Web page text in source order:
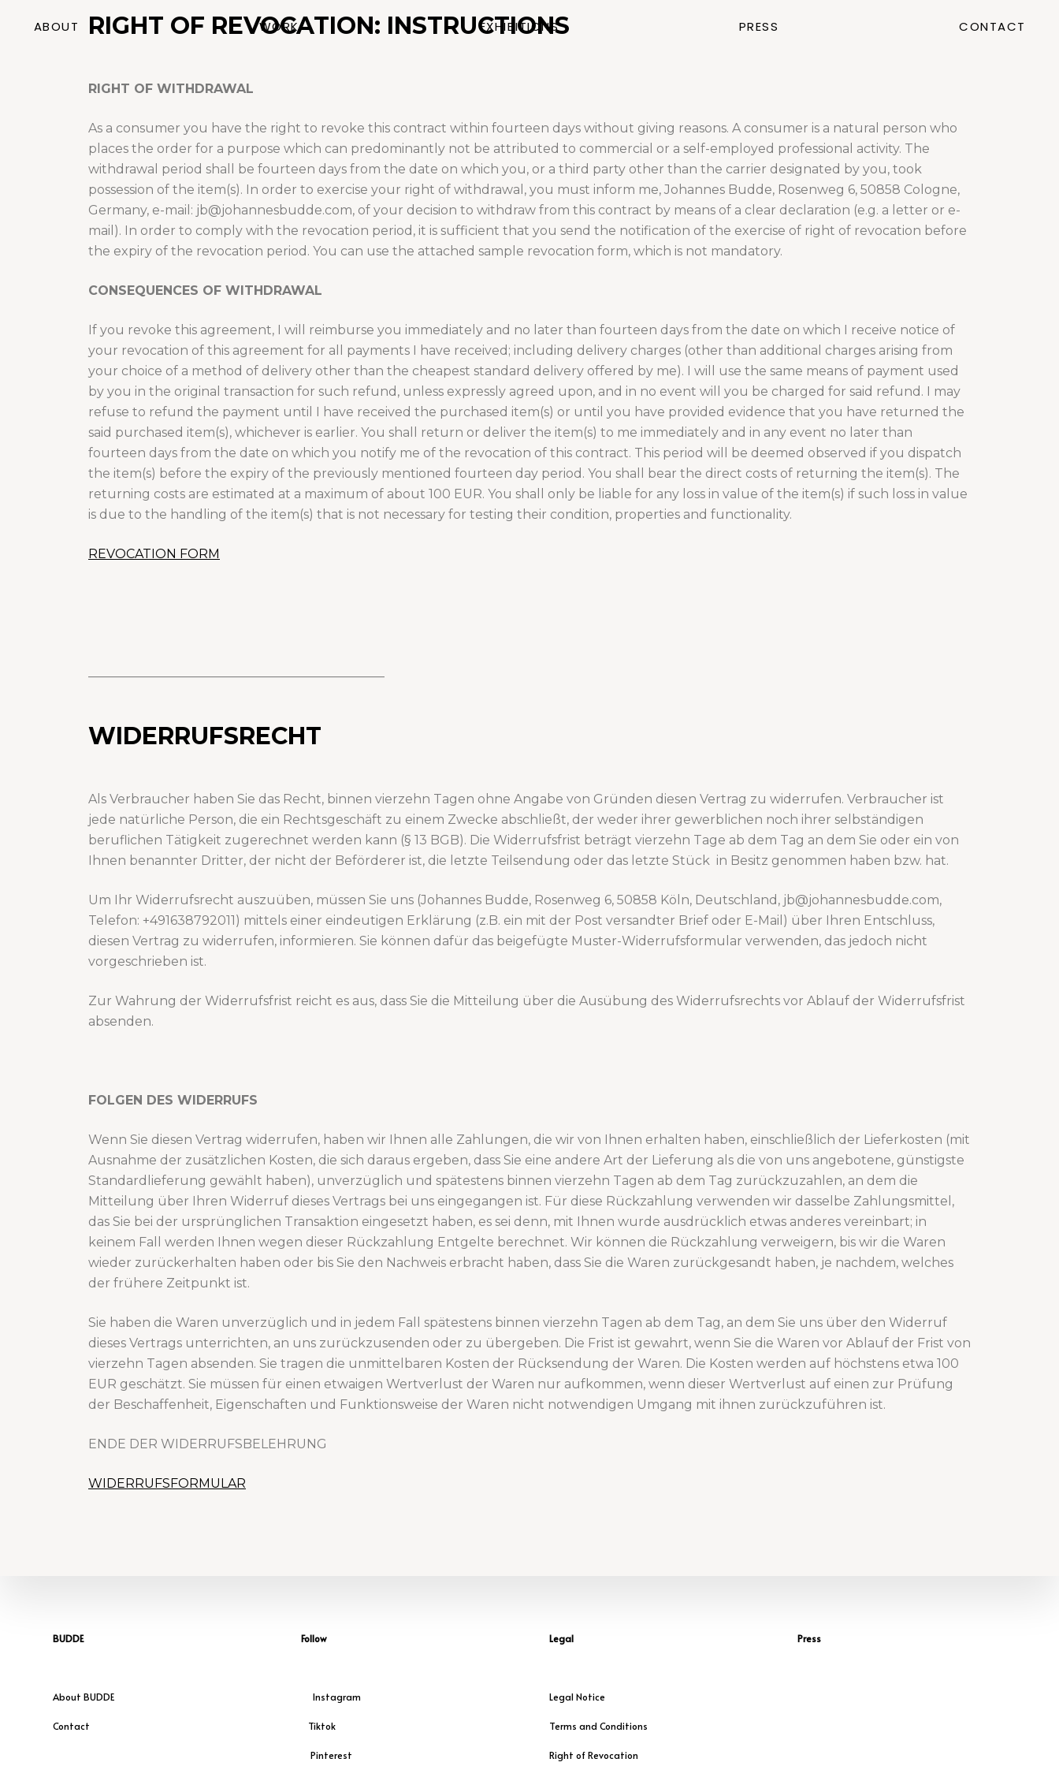
ABOUT WORK EXHIBITIONS PRESS CONTACT
RIGHT OF REVOCATION: INSTRUCTIONS
RIGHT OF WITHDRAWAL
As a consumer you have the right to revoke this contract within fourteen days without giving reasons. A consumer is a natural person who
places the order for a purpose which can predominantly not be attributed to commercial or a self-employed professional activity. The
withdrawal period shall be fourteen days from the date on which you, or a third party other than the carrier designated by you, took
possession of the item(s). In order to exercise your right of withdrawal, you must inform me, Johannes Budde, Rosenweg 6, 50858 Cologne,
Germany, e-mail: jb@johannesbudde.com, of your decision to withdraw from this contract by means of a clear declaration (e.g. a letter or e-
mail). In order to comply with the revocation period, it is sufficient that you send the notification of the exercise of right of revocation before
the expiry of the revocation period. You can use the attached sample revocation form, which is not mandatory.
CONSEQUENCES OF WITHDRAWAL
If you revoke this agreement, I will reimburse you immediately and no later than fourteen days from the date on which I receive notice of
your revocation of this agreement for all payments I have received; including delivery charges (other than additional charges arising from
your choice of a method of delivery other than the cheapest standard delivery offered by me). I will use the same means of payment used
by you in the original transaction for such refund, unless expressly agreed upon, and in no event will you be charged for said refund. I may
refuse to refund the payment until I have received the purchased item(s) or until you have provided evidence that you have returned the
said purchased item(s), whichever is earlier. You shall return or deliver the item(s) to me immediately and in any event no later than
fourteen days from the date on which you notify me of the revocation of this contract. This period will be deemed observed if you dispatch
the item(s) before the expiry of the previously mentioned fourteen day period. You shall bear the direct costs of returning the item(s). The
returning costs are estimated at a maximum of about 100 EUR. You shall only be liable for any loss in value of the item(s) if such loss in value
is due to the handling of the item(s) that is not necessary for testing their condition, properties and functionality.
REVOCATION FORM
WIDERRUFSRECHT
Als Verbraucher haben Sie das Recht, binnen vierzehn Tagen ohne Angabe von Gründen diesen Vertrag zu widerrufen. Verbraucher ist
jede natürliche Person, die ein Rechtsgeschäft zu einem Zwecke abschließt, der weder ihrer gewerblichen noch ihrer selbständigen
beruflichen Tätigkeit zugerechnet werden kann (§ 13 BGB). Die Widerrufsfrist beträgt vierzehn Tage ab dem Tag an dem Sie oder ein von
Ihnen benannter Dritter, der nicht der Beförderer ist, die letzte Teilsendung oder das letzte Stück in Besitz genommen haben bzw. hat.
Um Ihr Widerrufsrecht auszuüben, müssen Sie uns (Johannes Budde, Rosenweg 6, 50858 Köln, Deutschland, jb@johannesbudde.com,
Telefon: +491638792011) mittels einer eindeutigen Erklärung (z.B. ein mit der Post versandter Brief oder E-Mail) über Ihren Entschluss,
diesen Vertrag zu widerrufen, informieren. Sie können dafür das beigefügte Muster-Widerrufsformular verwenden, das jedoch nicht
vorgeschrieben ist.
Zur Wahrung der Widerrufsfrist reicht es aus, dass Sie die Mitteilung über die Ausübung des Widerrufsrechts vor Ablauf der Widerrufsfrist
absenden.
FOLGEN DES WIDERRUFS
Wenn Sie diesen Vertrag widerrufen, haben wir Ihnen alle Zahlungen, die wir von Ihnen erhalten haben, einschließlich der Lieferkosten (mit
Ausnahme der zusätzlichen Kosten, die sich daraus ergeben, dass Sie eine andere Art der Lieferung als die von uns angebotene, günstigste
Standardlieferung gewählt haben), unverzüglich und spätestens binnen vierzehn Tagen ab dem Tag zurückzuzahlen, an dem die
Mitteilung über Ihren Widerruf dieses Vertrags bei uns eingegangen ist. Für diese Rückzahlung verwenden wir dasselbe Zahlungsmittel,
das Sie bei der ursprünglichen Transaktion eingesetzt haben, es sei denn, mit Ihnen wurde ausdrücklich etwas anderes vereinbart; in
keinem Fall werden Ihnen wegen dieser Rückzahlung Entgelte berechnet. Wir können die Rückzahlung verweigern, bis wir die Waren
wieder zurückerhalten haben oder bis Sie den Nachweis erbracht haben, dass Sie die Waren zurückgesandt haben, je nachdem, welches
der frühere Zeitpunkt ist.
Sie haben die Waren unverzüglich und in jedem Fall spätestens binnen vierzehn Tagen ab dem Tag, an dem Sie uns über den Widerruf
dieses Vertrags unterrichten, an uns zurückzusenden oder zu übergeben. Die Frist ist gewahrt, wenn Sie die Waren vor Ablauf der Frist von
vierzehn Tagen absenden. Sie tragen die unmittelbaren Kosten der Rücksendung der Waren. Die Kosten werden auf höchstens etwa 100
EUR geschätzt. Sie müssen für einen etwaigen Wertverlust der Waren nur aufkommen, wenn dieser Wertverlust auf einen zur Prüfung
der Beschaffenheit, Eigenschaften und Funktionsweise der Waren nicht notwendigen Umgang mit ihnen zurückzuführen ist.
ENDE DER WIDERRUFSBELEHRUNG
WIDERRUFSFORMULAR
BUDDE
About BUDDE
Contact
Follow
Instagram
Tiktok
Pinterest
Legal
Legal Notice
Terms and Conditions
Right of Revocation
Press